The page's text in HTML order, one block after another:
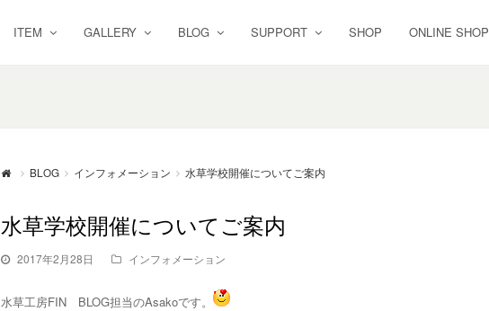
ITEM GALLERY BLOG SUPPORT SHOP ONLINE SHOP
BLOG インフォメーション 水草学校開催についてご案内
水草学校開催についてご案内
2017年2月28日 インフォメーション
水草工房FIN BLOG担当のAsakoです。